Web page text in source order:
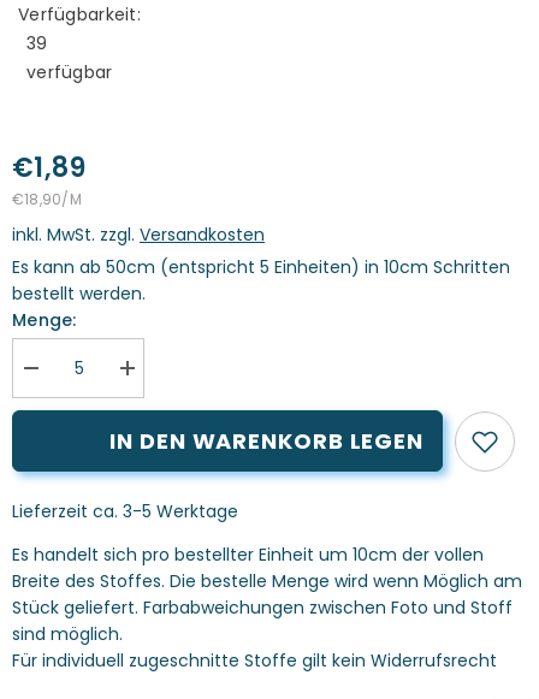
Verfügbarkeit:
39
verfügbar
€1,89
STÜCKPREIS
€18,90/PRO
M
inkl. MwSt. zzgl. Versandkosten
Es kann ab 50cm (entspricht 5 Einheiten) in 10cm Schritten
bestellt werden.
Menge:
Menge
verringern
für
Kombistoff
See
U
Blättermuster
Menge
erhöhen
für
Thorsten
Berger
Kombistoff
See
U
Blättermuster
IN DEN WARENKORB LEGEN
Lieferzeit ca. 3-5 Werktage
Es handelt sich pro bestellter Einheit um 10cm der vollen
Breite des Stoffes. Die bestelle Menge wird wenn Möglich am
Stück geliefert. Farbabweichungen zwischen Foto und Stoff
sind möglich.
Für individuell zugeschnitte Stoffe gilt kein Widerrufsrecht